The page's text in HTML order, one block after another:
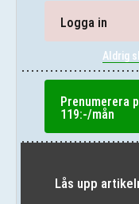
Logga in
Aldrig
Prenumerera
119:-/mån